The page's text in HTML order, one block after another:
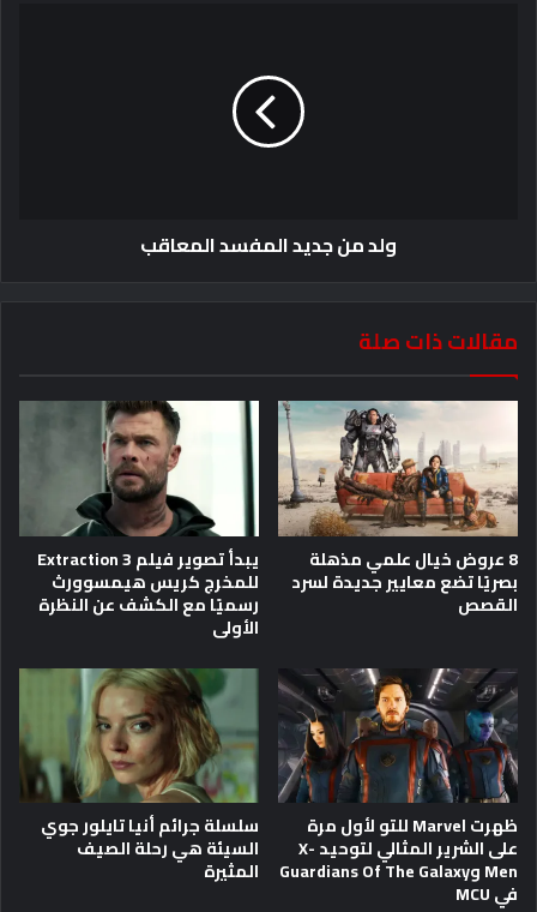
ولد من جديد المفسد المعاقب
مقالات ذات صلة
8 عروض خيال علمي مذهلة
بصريًا تضع معايير جديدة لسرد
القصص
يبدأ تصوير فيلم Extraction 3
للمخرج كريس هيمسوورث
رسميًا مع الكشف عن النظرة
الأولى
ظهرت Marvel للتو لأول مرة
على الشرير المثالي لتوحيد X-
Men وGuardians Of The Galaxy
في MCU
سلسلة جرائم أنيا تايلور جوي
السيئة هي رحلة الصيف
المثيرة